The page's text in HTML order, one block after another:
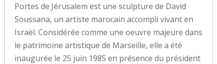
Portes de Jérusalem est une sculpture de David
Soussana, un artiste marocain accompli vivant en
Israël. Considérée comme une oeuvre majeure dans
le patrimoine artistique de Marseille, elle a été
inaugurée le 25 juin 1985 en présence du président